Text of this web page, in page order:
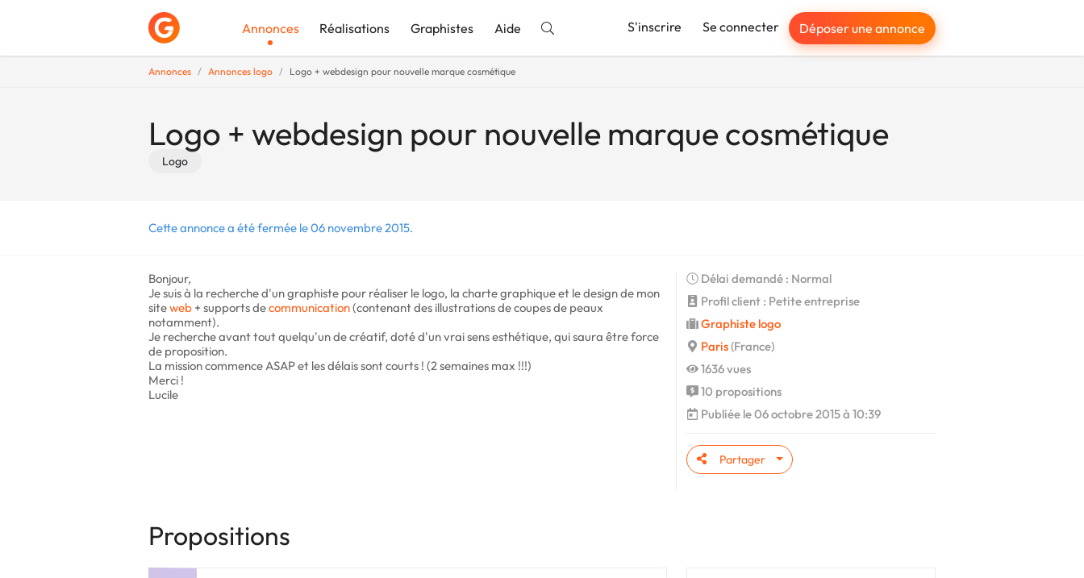
Annonces Réalisations Graphistes Aide S'inscrire Se connecter Déposer une annonce
Annonces Annonces logo Logo + webdesign pour nouvelle marque cosmétique
Logo + webdesign pour nouvelle marque cosmétique
Logo
Cette annonce a été fermée le 06 novembre 2015.
Bonjour,
Je suis à la recherche d'un graphiste pour réaliser le logo, la charte graphique et le design de mon
siteweb + supports decommunication(contenant des illustrations de coupes de peaux
notamment).
Je recherche avant tout quelqu'un de créatif, doté d'un vrai sens esthétique, qui saura être force
de proposition.
La mission commence ASAP et les délais sont courts ! (2 semaines max !!!)
Merci !
Lucile
Délai demandé : Normal
Profil client : Petite entreprise
Graphiste logo
Paris(France)
1636 vues
10 propositions
Publiée le 06 octobre 2015 à 10:39
Partager
Propositions